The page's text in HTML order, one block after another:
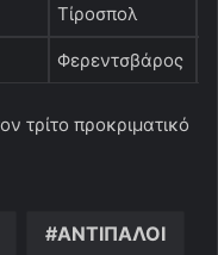
Τίροσπολ
Φερεντσβάρος
τρίτο προκριματικό
ΑΝΤΙΠΑΛΟΙ